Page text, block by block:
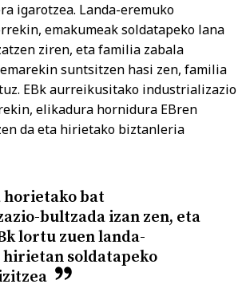
igarotzea. Landa-eremuko
emakumeak soldatapeko lana
ziren, eta familia zabala
suntsitzen hasi zen, familia
EBk aurreikusitako industrializazio
elikadura hornidura EBren
da eta hirietako biztanleria
horietako bat
bultzada izan zen, eta
lortu zuen landa-
soldatapeko